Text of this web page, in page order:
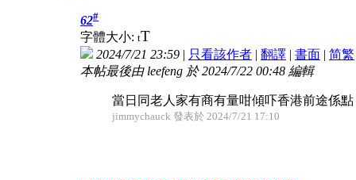
62#
字體大小: tT
2024/7/21 23:59 | 只看該作者 | 翻譯 | 書面 | 简繁
本帖最後由 leefeng 於 2024/7/22 00:48 編輯
當日同老人家有商有量咁傾吓香港前途係
jimmychauck 發表於 2024/7/21 17:10